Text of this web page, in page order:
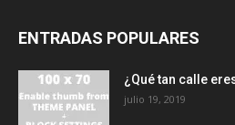
ENTRADAS POPULARES
¿Qué tan calle
julio 19, 2019